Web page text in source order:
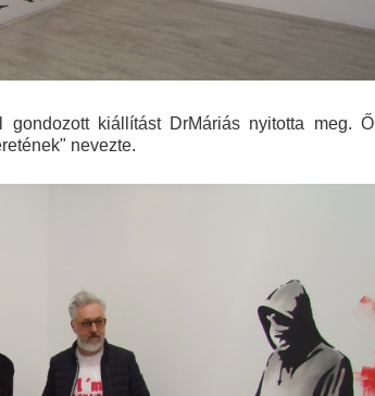
kiállítást DrMáriás nyitotta meg. Ő
nevezte.